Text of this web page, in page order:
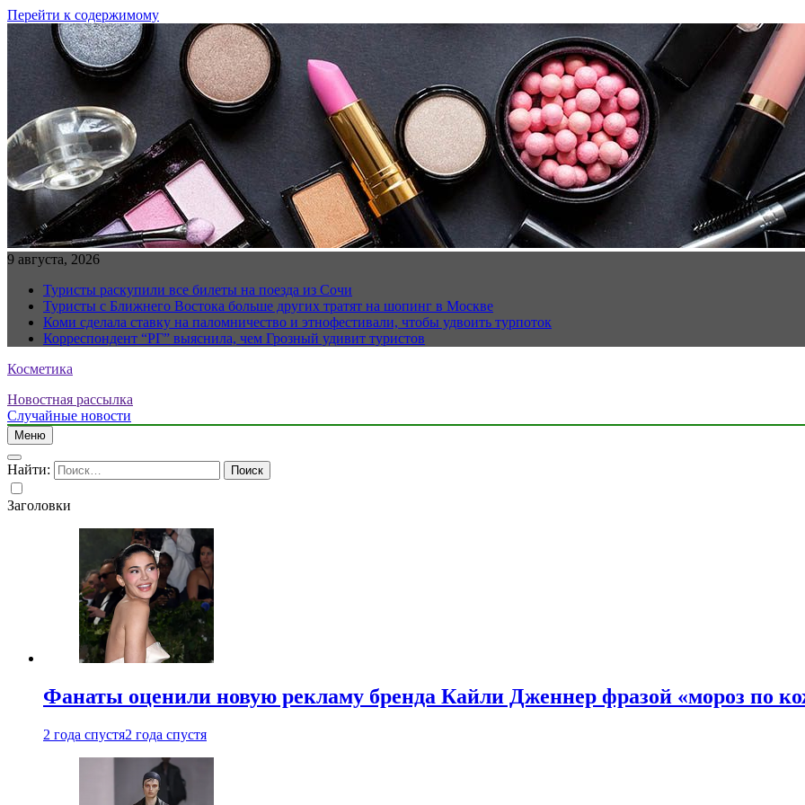
Перейти к содержимому
9 августа, 2026
Туристы раскупили все билеты на поезда из Сочи
Туристы с Ближнего Востока больше других тратят на шопинг в Москве
Коми сделала ставку на паломничество и этнофестивали, чтобы удвоить турпоток
Корреспондент “РГ” выяснила, чем Грозный удивит туристов
Косметика
Новостная рассылка
Случайные новости
Меню
Найти:
Заголовки
Фанаты оценили новую рекламу бренда Кайли Дженнер фразой «мороз по
2 года спустя2 года спустя